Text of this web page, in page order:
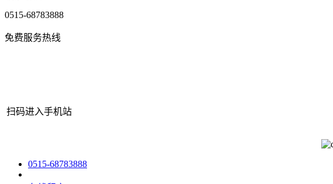
0515-68783888
免费服务热线
扫码进入手机站
0515-68783888